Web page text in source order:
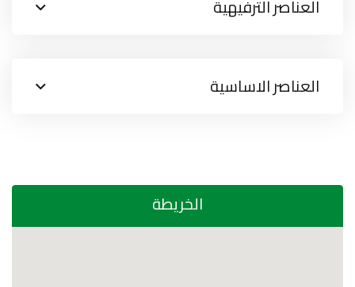
العناصر الترفيهية
العناصر الاساسية
الخريطة